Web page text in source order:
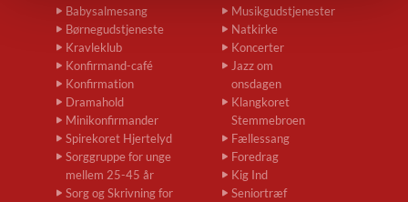
Babysalmesang
Børnegudstjeneste
Kravleklub
Konfirmand-café
Konfirmation
Dramahold
Minikonfirmander
Spirekoret Hjertelyd
Sorggruppe for unge
mellem 25-45 år
Sorg og Skrivning for
Musikgudstjenester
Natkirke
Koncerter
Jazz om
onsdagen
Klangkoret
Stemmebroen
Fællessang
Foredrag
Kig Ind
Seniortræf